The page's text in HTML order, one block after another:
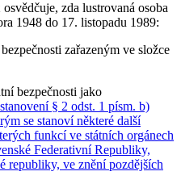
zda lustrovaná osoba
1948 do 17. listopadu 1989:
zařazeným ve složce
bezpečnosti jako
§ 2 odst. 1 písm. b)
se stanoví některé další
funkcí ve státních orgánech
Federativní Republiky,
republiky, ve znění pozdějších